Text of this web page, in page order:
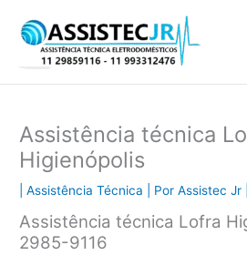
para
conteúdo
Assistência técnica
Higienópolis
|Assistência Técnica | PorAssistec Jr
Assistência técnica Lofra
2985-9116